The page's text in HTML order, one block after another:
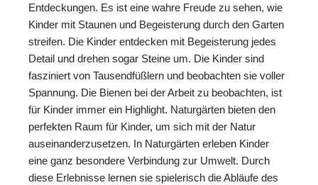
Entdeckungen. Es ist eine wahre Freude zu sehen, wie
Kinder mit Staunen und Begeisterung durch den Garten
streifen. Die Kinder entdecken mit Begeisterung jedes
Detail und drehen sogar Steine um. Die Kinder sind
fasziniert von Tausendfüßlern und beobachten sie voller
Spannung. Die Bienen bei der Arbeit zu beobachten, ist
für Kinder immer ein Highlight. Naturgärten bieten den
perfekten Raum für Kinder, um sich mit der Natur
auseinanderzusetzen. In Naturgärten erleben Kinder
eine ganz besondere Verbindung zur Umwelt. Durch
diese Erlebnisse lernen sie spielerisch die Abläufe des